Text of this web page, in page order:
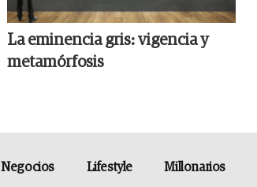
La eminencia gris: vigencia y
metamórfosis
Negocios Lifestyle Millonarios